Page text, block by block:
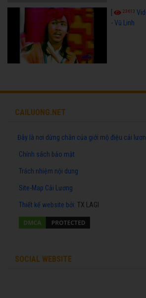
23613
- Vũ Linh
CAILUONG.NET
Đây là nơi dừng chân của giới mộ điệu cải
Chính sách bảo mật
Trách nhiệm nội dung
Site-Map Cải Lương
Thiết kế website bởi: TX LAGI
SOCIAL WEBSITE